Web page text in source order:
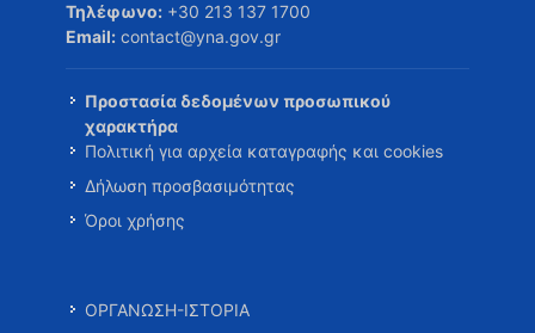
Τηλέφωνο: +30 213 137 1700
Email: contact@yna.gov.gr
Προστασία δεδομένων προσωπικού
χαρακτήρα
Πολιτική για αρχεία καταγραφής και cookies
Δήλωση προσβασιμότητας
Όροι χρήσης
ΟΡΓΑΝΩΣΗ-ΙΣΤΟΡΙΑ